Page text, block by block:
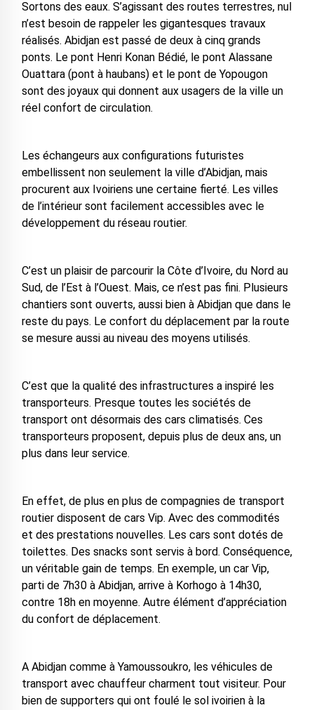
Sortons des eaux. S’agissant des routes terrestres, nul
n’est besoin de rappeler les gigantesques travaux
réalisés. Abidjan est passé de deux à cinq grands
ponts. Le pont Henri Konan Bédié, le pont Alassane
Ouattara (pont à haubans) et le pont de Yopougon
sont des joyaux qui donnent aux usagers de la ville un
réel confort de circulation.
Les échangeurs aux configurations futuristes
embellissent non seulement la ville d’Abidjan, mais
procurent aux Ivoiriens une certaine fierté. Les villes
de l’intérieur sont facilement accessibles avec le
développement du réseau routier.
C’est un plaisir de parcourir la Côte d’Ivoire, du Nord au
Sud, de l’Est à l’Ouest. Mais, ce n’est pas fini. Plusieurs
chantiers sont ouverts, aussi bien à Abidjan que dans le
reste du pays. Le confort du déplacement par la route
se mesure aussi au niveau des moyens utilisés.
C’est que la qualité des infrastructures a inspiré les
transporteurs. Presque toutes les sociétés de
transport ont désormais des cars climatisés. Ces
transporteurs proposent, depuis plus de deux ans, un
plus dans leur service.
En effet, de plus en plus de compagnies de transport
routier disposent de cars Vip. Avec des commodités
et des prestations nouvelles. Les cars sont dotés de
toilettes. Des snacks sont servis à bord. Conséquence,
un véritable gain de temps. En exemple, un car Vip,
parti de 7h30 à Abidjan, arrive à Korhogo à 14h30,
contre 18h en moyenne. Autre élément d’appréciation
du confort de déplacement.
A Abidjan comme à Yamoussoukro, les véhicules de
transport avec chauffeur charment tout visiteur. Pour
bien de supporters qui ont foulé le sol ivoirien à la